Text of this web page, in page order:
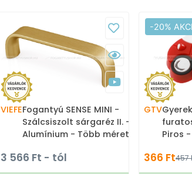
VIEFEFogantyú SENSE MINI -
Szálcsiszolt sárgaréz II. -
Alumínium - Több méretben
bútorfogantyú
3 566 Ft - tól
-20%
GTV
Piros
366 Ft457